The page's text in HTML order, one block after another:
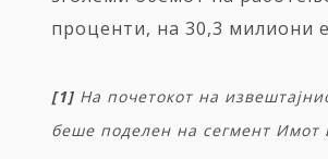
проценти, на 30,3 милиони
[1] На почетокот на
беше поделен на сегмент Имот